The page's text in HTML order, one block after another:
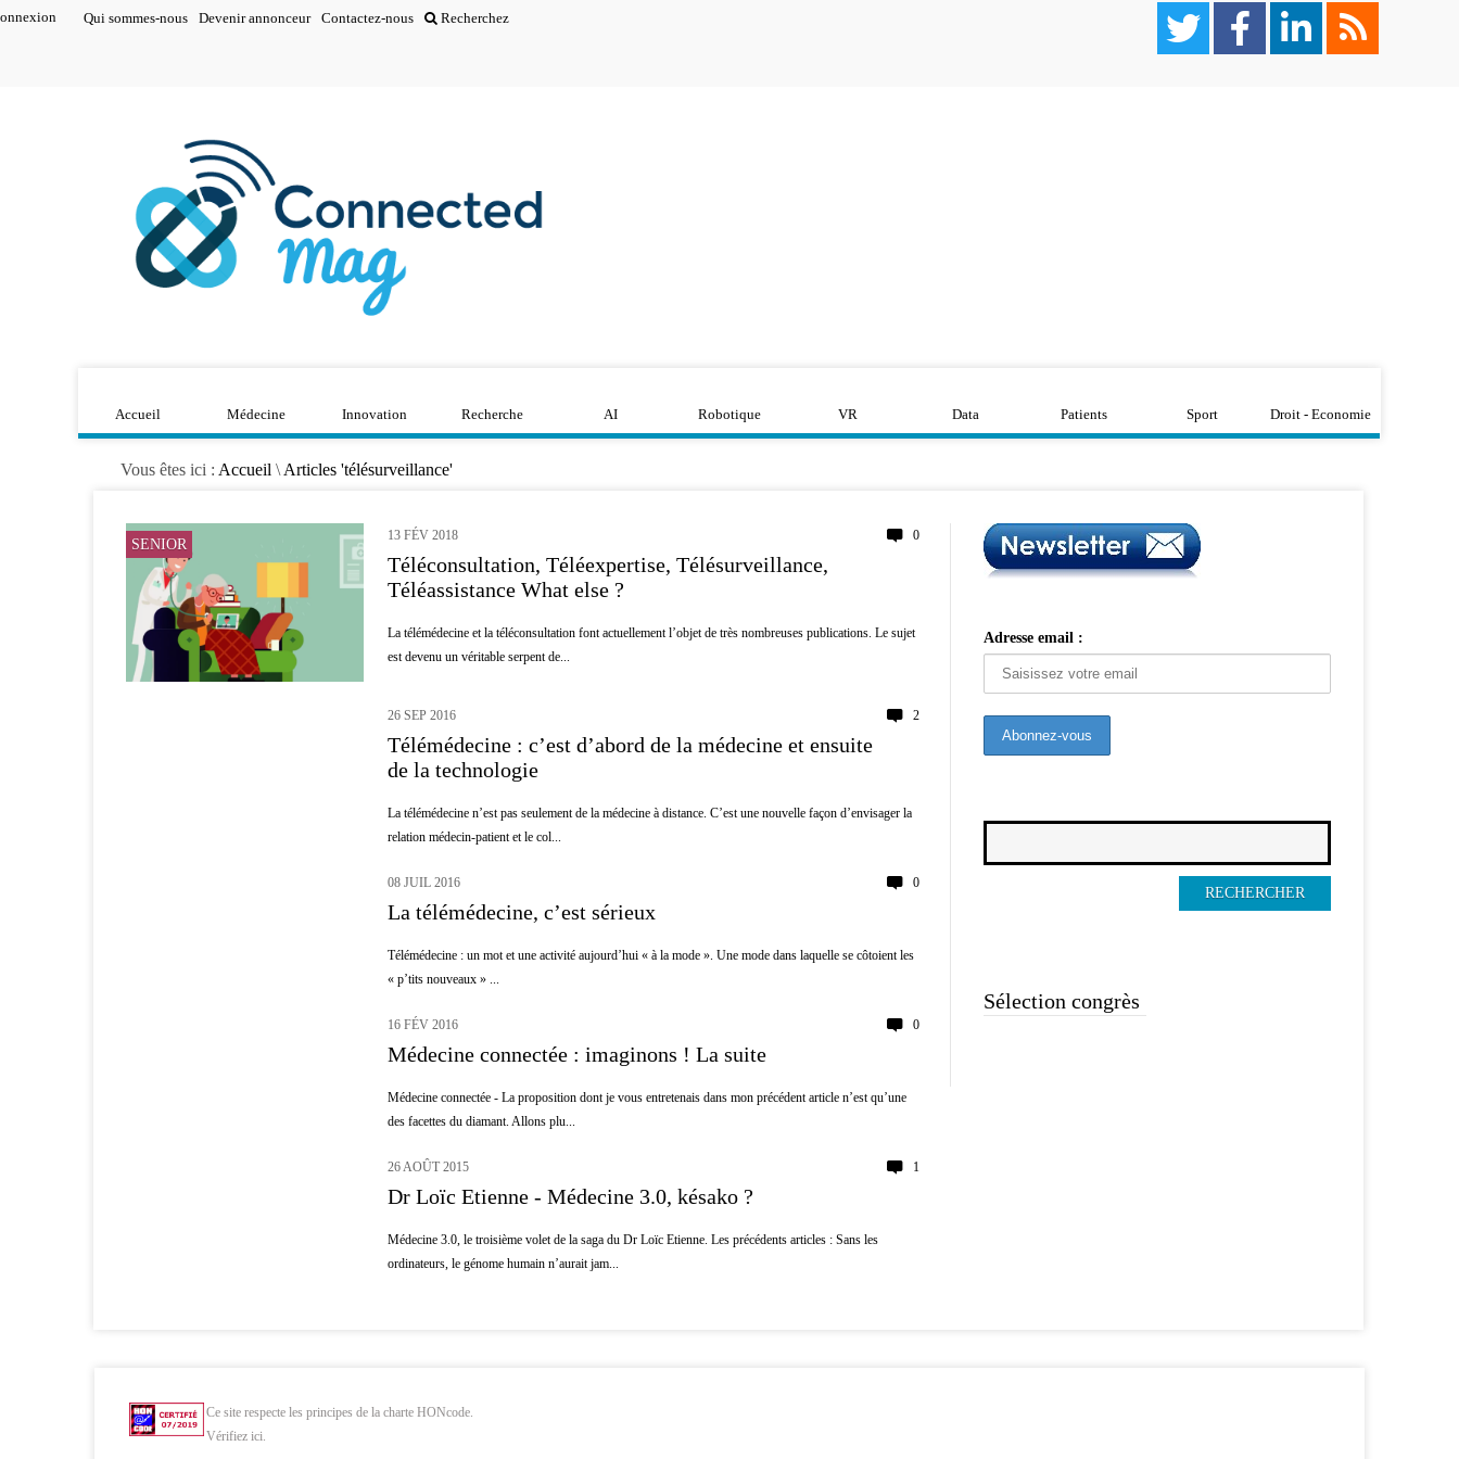
Qui sommes-nous Devenir annonceur Contactez-nous Recherchez
Accueil Médecine Innovation Recherche AI Robotique VR Data Patients Sport Droit - Economie
Vous êtes ici : Accueil \ Articles 'télésurveillance'
SENIOR
13 FÉV 2018 0
Téléconsultation, Téléexpertise, Télésurveillance,
Téléassistance What else ?
La télémédecine et la téléconsultation font actuellement l’objet de très nombreuses publications. Le sujet
est devenu un véritable serpent de...
26 SEP 2016 2
Télémédecine : c’est d’abord de la médecine et ensuite
de la technologie
La télémédecine n’est pas seulement de la médecine à distance. C’est une nouvelle façon d’envisager la
relation médecin-patient et le col...
08 JUIL 2016 0
La télémédecine, c’est sérieux
Télémédecine : un mot et une activité aujourd’hui « à la mode ». Une mode dans laquelle se côtoient les
« p’tits nouveaux » ...
16 FÉV 2016 0
Médecine connectée : imaginons ! La suite
Médecine connectée - La proposition dont je vous entretenais dans mon précédent article n’est qu’une
des facettes du diamant. Allons plu...
26 AOÛT 2015 1
Dr Loïc Etienne - Médecine 3.0, késako ?
Médecine 3.0, le troisième volet de la saga du Dr Loïc Etienne. Les précédents articles : Sans les
ordinateurs, le génome humain n’aurait jam...
Adresse email :
Sélection congrès
Ce site respecte les principes de la charte HONcode.
Vérifiez ici.